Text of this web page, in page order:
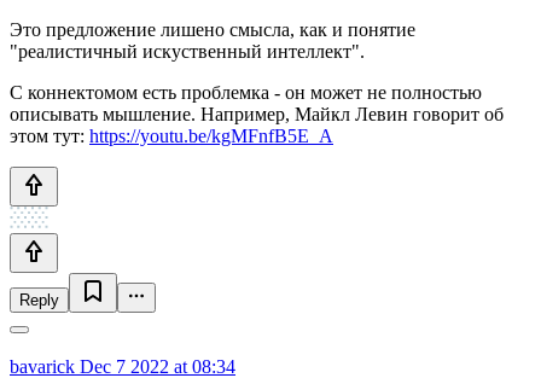
Это предложение лишено смысла, как и понятие
"реалистичный искуственный интеллект".
С коннектомом есть проблемка - он может не полностью
описывать мышление. Например, Майкл Левин говорит об
этом тут: https://youtu.be/kgMFnfB5E_A
Reply
bavarick Dec 7 2022 at 08:34